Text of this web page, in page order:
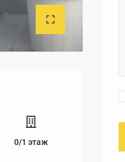
0/1 этаж